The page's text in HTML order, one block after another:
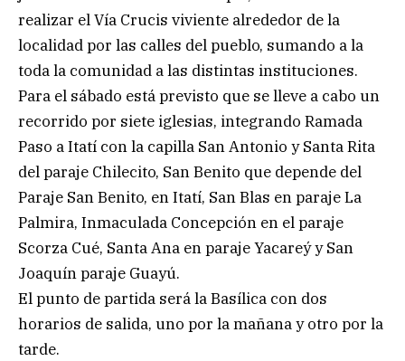
realizar el Vía Crucis viviente alrededor de la
localidad por las calles del pueblo, sumando a la
toda la comunidad a las distintas instituciones.
Para el sábado está previsto que se lleve a cabo un
recorrido por siete iglesias, integrando Ramada
Paso a Itatí con la capilla San Antonio y Santa Rita
del paraje Chilecito, San Benito que depende del
Paraje San Benito, en Itatí, San Blas en paraje La
Palmira, Inmaculada Concepción en el paraje
Scorza Cué, Santa Ana en paraje Yacareý y San
Joaquín paraje Guayú.
El punto de partida será la Basílica con dos
horarios de salida, uno por la mañana y otro por la
tarde.